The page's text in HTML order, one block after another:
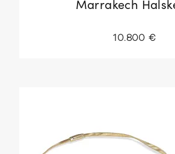
Marrakech
10.800 €